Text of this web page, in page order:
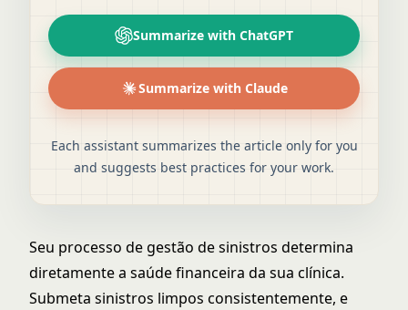
Summarize with ChatGPT
Summarize with Claude
Each assistant summarizes the article only for you
and suggests best practices for your work.
Seu processo de gestão de sinistros determina
diretamente a saúde financeira da sua clínica.
Submeta sinistros limpos consistentemente, e